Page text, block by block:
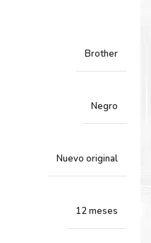
Brother
Negro
Nuevo original
12 meses